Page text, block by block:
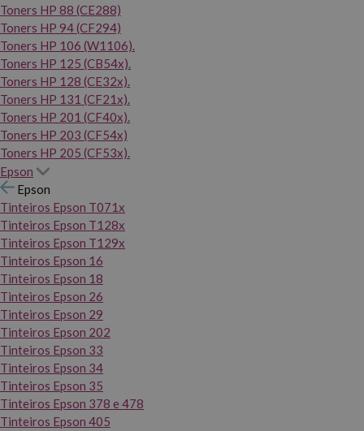
Toners HP 88 (CE288)
Toners HP 94 (CF294)
Toners HP 106 (W1106).
Toners HP 125 (CB54x).
Toners HP 128 (CE32x).
Toners HP 131 (CF21x).
Toners HP 201 (CF40x).
Toners HP 203 (CF54x)
Toners HP 205 (CF53x).
Epson
Epson
Tinteiros Epson T071x
Tinteiros Epson T128x
Tinteiros Epson T129x
Tinteiros Epson 16
Tinteiros Epson 18
Tinteiros Epson 26
Tinteiros Epson 29
Tinteiros Epson 202
Tinteiros Epson 33
Tinteiros Epson 34
Tinteiros Epson 35
Tinteiros Epson 378 e 478
Tinteiros Epson 405